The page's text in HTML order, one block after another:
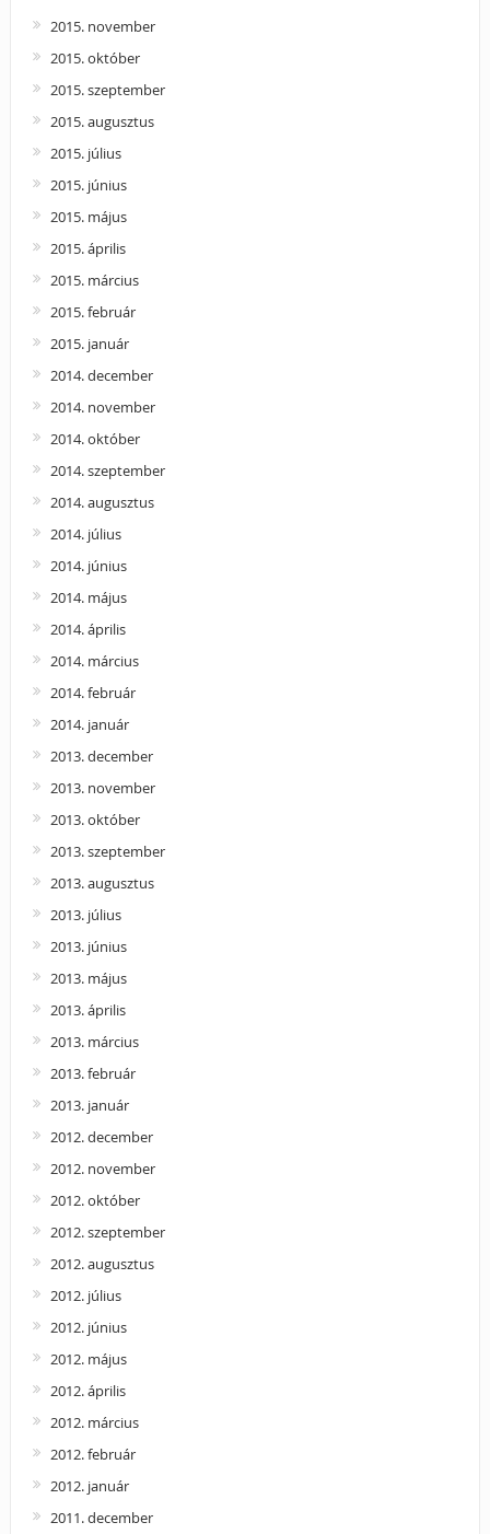
2015. november
2015. október
2015. szeptember
2015. augusztus
2015. július
2015. június
2015. május
2015. április
2015. március
2015. február
2015. január
2014. december
2014. november
2014. október
2014. szeptember
2014. augusztus
2014. július
2014. június
2014. május
2014. április
2014. március
2014. február
2014. január
2013. december
2013. november
2013. október
2013. szeptember
2013. augusztus
2013. július
2013. június
2013. május
2013. április
2013. március
2013. február
2013. január
2012. december
2012. november
2012. október
2012. szeptember
2012. augusztus
2012. július
2012. június
2012. május
2012. április
2012. március
2012. február
2012. január
2011. december